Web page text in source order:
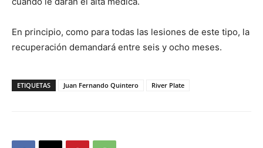
En principio, como para todas las lesiones de este tipo, la
recuperación demandará entre seis y ocho meses.
ETIQUETAS Juan Fernando Quintero River Plate